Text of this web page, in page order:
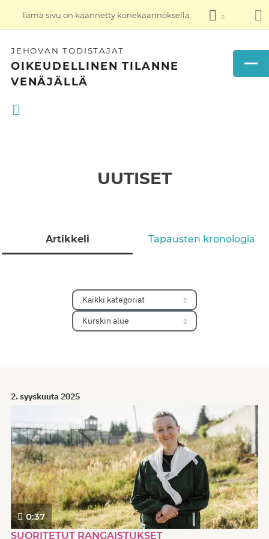
Tämä sivu on käännetty konekäännöksellä.
JEHOVAN TODISTAJAT
OIKEUDELLINEN TILANNE
VENÄJÄLLÄ
UUTISET
Artikkeli Tapausten kronologia
Kaikki kategoriat
Kurskin alue
2. syyskuuta 2025
0:37
SUORITETUT RANGAISTUKSET